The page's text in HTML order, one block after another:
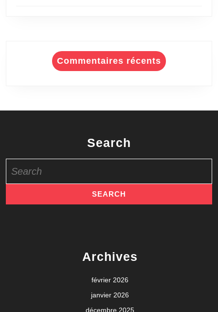
Commentaires récents
Search
for:
Archives
février 2026
janvier 2026
décembre 2025